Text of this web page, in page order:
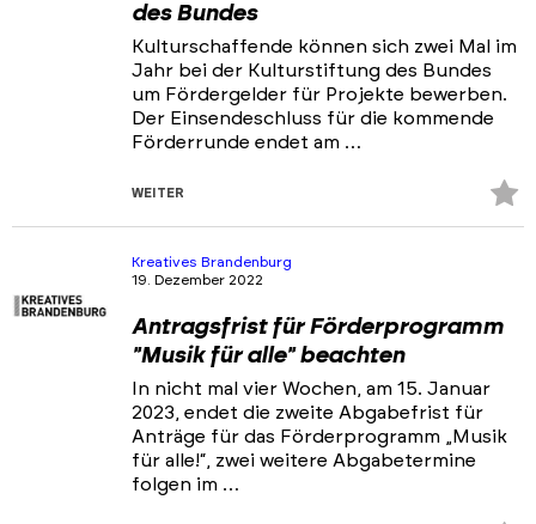
des Bundes
Kulturschaffende können sich zwei Mal im
Jahr bei der Kulturstiftung des Bundes
um Fördergelder für Projekte bewerben.
Der Einsendeschluss für die kommende
Förderrunde endet am …
WEITER
Kreatives Brandenburg
19. Dezember 2022
Antragsfrist für Förderprogramm
"Musik für alle" beachten
In nicht mal vier Wochen, am 15. Januar
2023, endet die zweite Abgabefrist für
Anträge für das Förderprogramm „Musik
für alle!“, zwei weitere Abgabetermine
folgen im …